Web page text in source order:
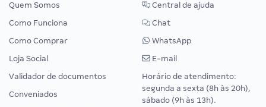
Quem Somos
Como Funciona
Como Comprar
Loja Social
Validador de documentos
Conveniados
Central de ajuda
Chat
WhatsApp
E-mail
Horário de atendimento:
segunda a sexta (8h às 20h),
sábado (9h às 13h).